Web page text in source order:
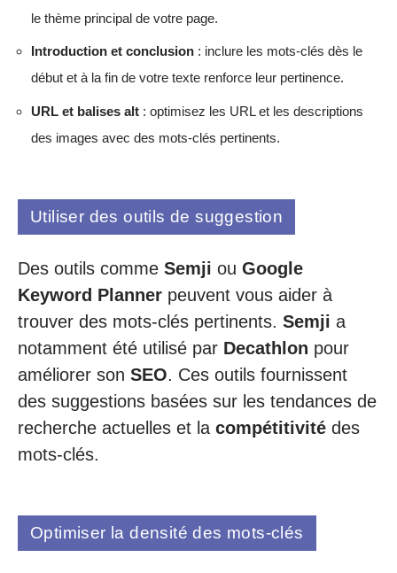
le thème principal de votre page.
Introduction et conclusion : inclure les mots-clés dès le
début et à la fin de votre texte renforce leur pertinence.
URL et balises alt : optimisez les URL et les descriptions
des images avec des mots-clés pertinents.
Utiliser des outils de suggestion
Des outils comme Semji ou Google
Keyword Planner peuvent vous aider à
trouver des mots-clés pertinents. Semji a
notamment été utilisé par Decathlon pour
améliorer son SEO. Ces outils fournissent
des suggestions basées sur les tendances de
recherche actuelles et la compétitivité des
mots-clés.
Optimiser la densité des mots-clés